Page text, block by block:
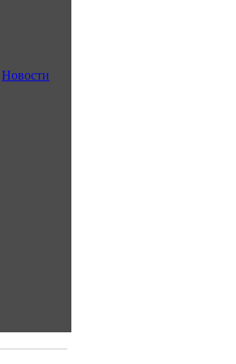
Новости